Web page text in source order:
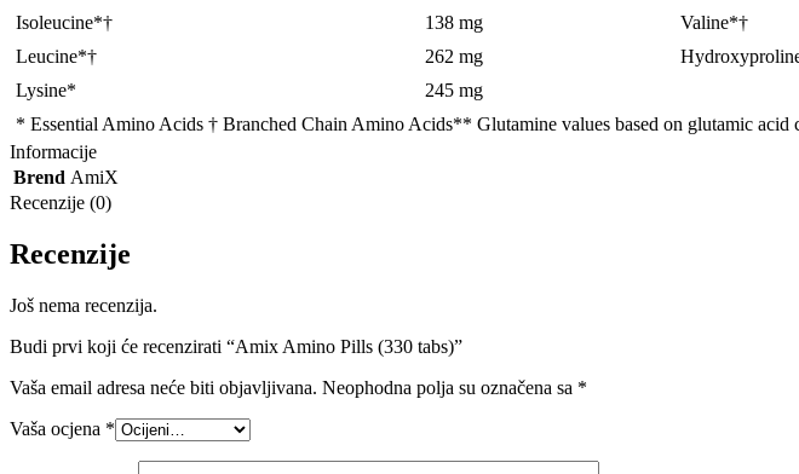
Isoleucine*†
138 mg Valine*†
Leucine*†
262 mg
Lysine*
245 mg
* Essential Amino Acids † Branched Chain Amino Acids** Glutamine values based on glutamic acid
Informacije
Brend AmiX
Recenzije (0)
Recenzije
Još nema recenzija.
Budi prvi koji će recenzirati “Amix Amino Pills (330 tabs)”
Vaša email adresa neće biti objavljivana. Neophodna polja su označena sa *
Vaša ocjena *